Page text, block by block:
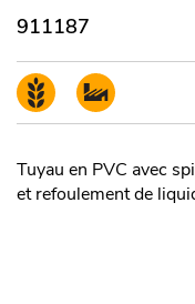
911187
Tuyau en PVC avec
et refoulement de